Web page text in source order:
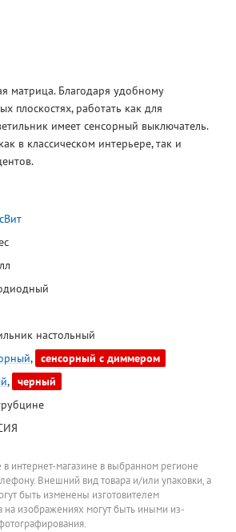
воздуха Royal
ANTICA,
GN
500
за штуку
матрица. Благодаря удобному
плоскостях, работать как для
имеет сенсорный выключатель.
в классическом интерьере, так и
настольный
, сенсорный с диммером
, черный
в интернет-магазине в выбранном регионе
Внешний вид товара и/или упаковки, а
быть изменены изготовителем
на изображениях могут быть иными из-